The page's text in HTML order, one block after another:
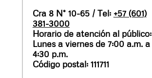
Cra 8 N° 10-65 / Tel: +57 (601)
381-3000
Horario de atención al público:
Lunes a viernes de 7:00 a.m. a
4:30 p.m.
Código postal: 111711